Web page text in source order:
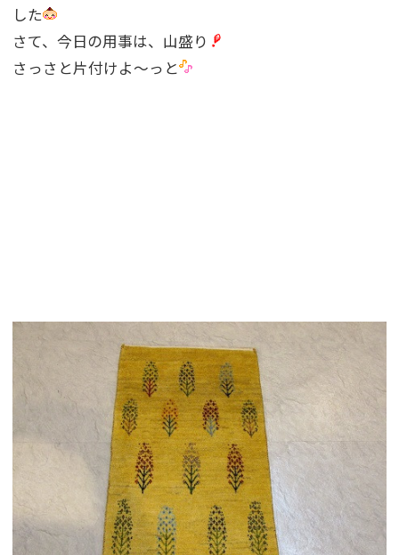
した
さて、今日の用事は、山盛り
さっさと片付けよ〜っと